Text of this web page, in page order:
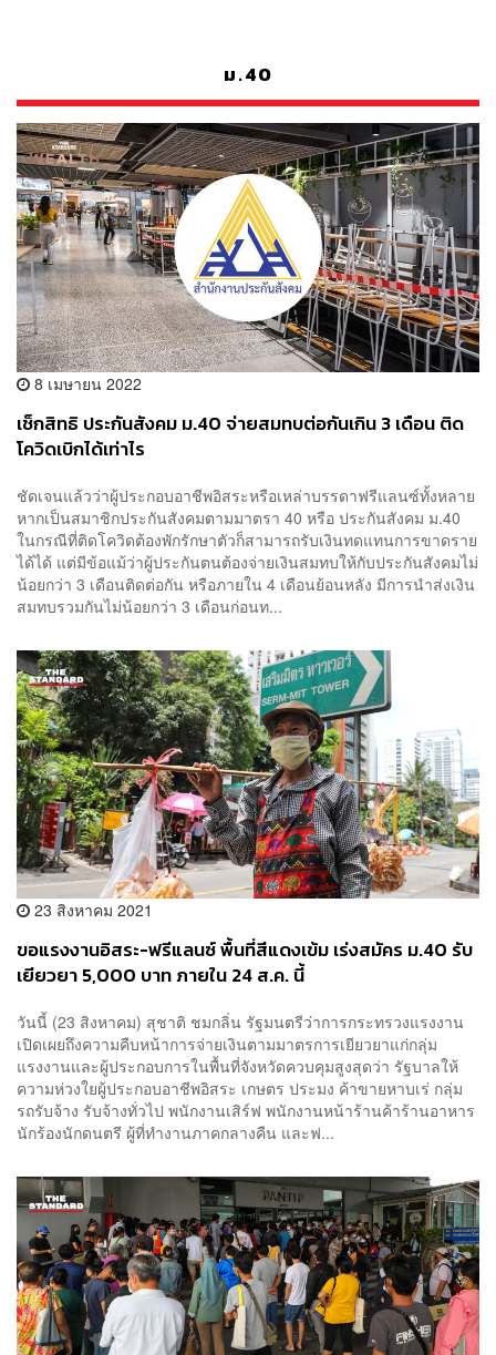
ม.40
8 เมษายน 2022
เช็กสิทธิ ประกันสังคม ม.40 จ่ายสมทบต่อกันเกิน 3 เดือน ติด
โควิดเบิกได้เท่าไร
ชัดเจนแล้วว่าผู้ประกอบอาชีพอิสระหรือเหล่าบรรดาฟรีแลนซ์ทั้งหลาย
หากเป็นสมาชิกประกันสังคมตามมาตรา 40 หรือ ประกันสังคม ม.40
ในกรณีที่ติดโควิดต้องพักรักษาตัวก็สามารถรับเงินทดแทนการขาดราย
ได้ได้ แต่มีข้อแม้ว่าผู้ประกันตนต้องจ่ายเงินสมทบให้กับประกันสังคมไม่
น้อยกว่า 3 เดือนติดต่อกัน หรือภายใน 4 เดือนย้อนหลัง มีการนำส่งเงิน
สมทบรวมกันไม่น้อยกว่า 3 เดือนก่อนท...
23 สิงหาคม 2021
ขอแรงงานอิสระ-ฟรีแลนซ์ พื้นที่สีแดงเข้ม เร่งสมัคร ม.40 รับ
เยียวยา 5,000 บาท ภายใน 24 ส.ค. นี้
วันนี้ (23 สิงหาคม) สุชาติ ชมกลิ่น รัฐมนตรีว่าการกระทรวงแรงงาน
เปิดเผยถึงความคืบหน้าการจ่ายเงินตามมาตรการเยียวยาแก่กลุ่ม
แรงงานและผู้ประกอบการในพื้นที่จังหวัดควบคุมสูงสุดว่า รัฐบาลให้
ความห่วงใยผู้ประกอบอาชีพอิสระ เกษตร ประมง ค้าขายหาบเร่ กลุ่ม
รถรับจ้าง รับจ้างทั่วไป พนักงานเสิร์ฟ พนักงานหน้าร้านค้าร้านอาหาร
นักร้องนักดนตรี ผู้ที่ทำงานภาคกลางคืน และฟ...